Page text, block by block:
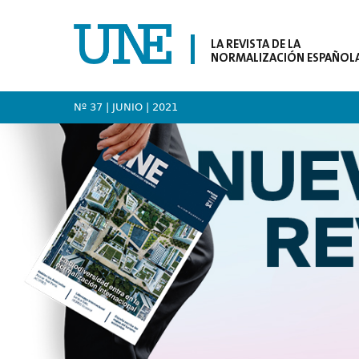
LA REVISTA DE LA
NORMALIZACIÓN
Nº 37 | JUNIO | 2021